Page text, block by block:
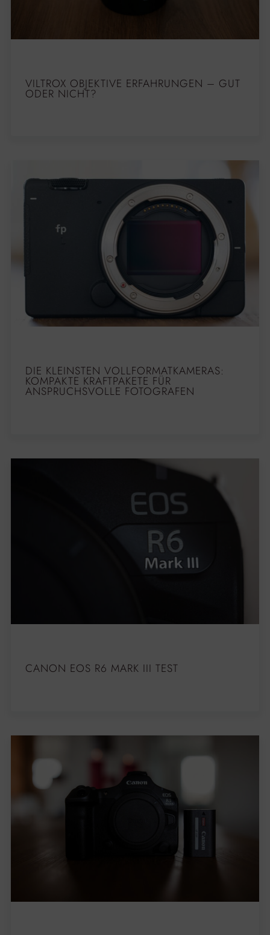
VILTROX OBJEKTIVE ERFAHRUNGEN – GUT
ODER NICHT?
DIE KLEINSTEN VOLLFORMATKAMERAS:
KOMPAKTE KRAFTPAKETE FÜR
ANSPRUCHSVOLLE FOTOGRAFEN
CANON EOS R6 MARK III TEST